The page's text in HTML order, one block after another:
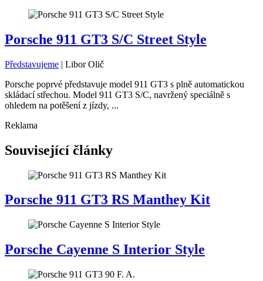
Porsche 911 GT3 S/C Street Style
Představujeme | Libor Olič
Porsche poprvé představuje model 911 GT3 s plně automatickou
skládací střechou. Model 911 GT3 S/C, navržený speciálně s
ohledem na potěšení z jízdy, ...
Reklama
Související články
Porsche 911 GT3 RS Manthey Kit
Porsche Cayenne S Interior Style